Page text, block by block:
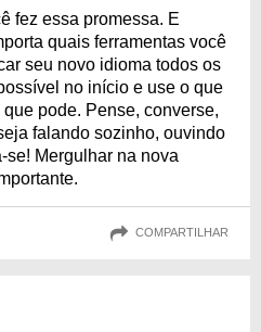
fez essa promessa. E
quais ferramentas você
seu novo idioma todos os
no início e use o que
pode. Pense, converse,
falando sozinho, ouvindo
Mergulhar na nova
COMPARTILHAR